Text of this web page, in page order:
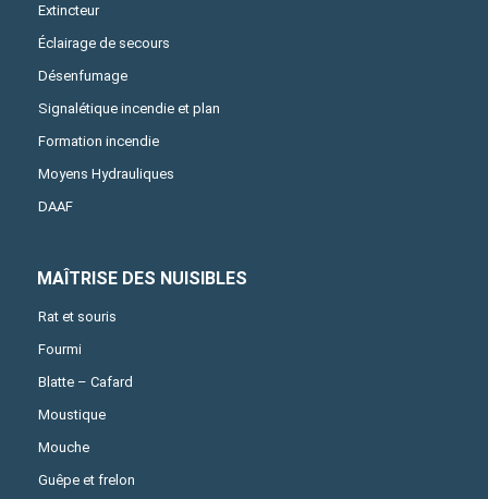
Extincteur
Éclairage de secours
Désenfumage
Signalétique incendie et plan
Formation incendie
Moyens Hydrauliques
DAAF
MAÎTRISE DES NUISIBLES
Rat et souris
Fourmi
Blatte – Cafard
Moustique
Mouche
Guêpe et frelon